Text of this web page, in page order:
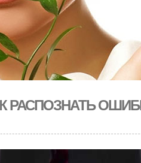
РАСПОЗНАТЬ